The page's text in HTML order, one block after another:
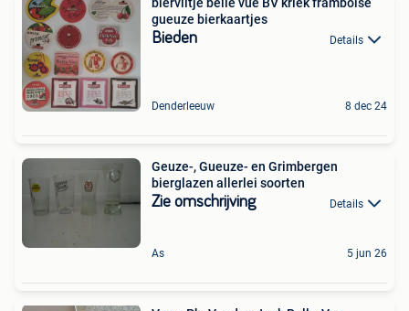
bierviltje belle vue BV kriek framboise
gueuze bierkaartjes
Bieden Details
Denderleeuw 8 dec 24
Geuze-, Gueuze- en Grimbergen
bierglazen allerlei soorten
Zie omschrijving Details
As 5 jun 26